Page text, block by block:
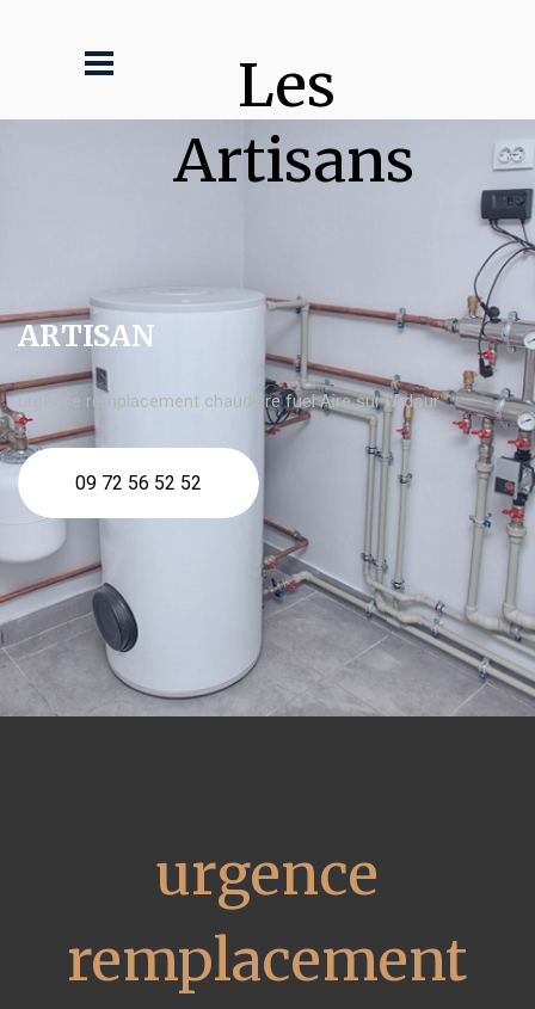
Les
Artisans
ARTISAN
urgence remplacement chaudière fuel Aire sur l'Adour
09 72 56 52 52
urgence
remplacement